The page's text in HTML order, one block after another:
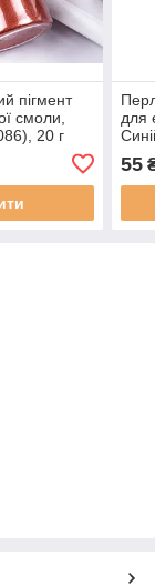
пігмент
смоли,
20 г
для
55